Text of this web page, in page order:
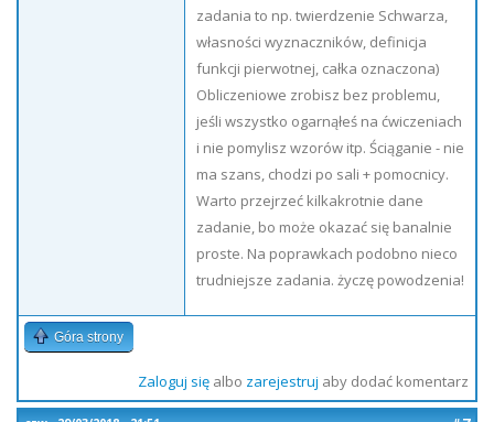
zadania to np. twierdzenie Schwarza,
własności wyznaczników, definicja
funkcji pierwotnej, całka oznaczona)
Obliczeniowe zrobisz bez problemu,
jeśli wszystko ogarnąłeś na ćwiczeniach
i nie pomylisz wzorów itp. Ściąganie - nie
ma szans, chodzi po sali + pomocnicy.
Warto przejrzeć kilkakrotnie dane
zadanie, bo może okazać się banalnie
proste. Na poprawkach podobno nieco
trudniejsze zadania. życzę powodzenia!
Góra strony
Zaloguj sięalbo zarejestruj aby dodać komentarz